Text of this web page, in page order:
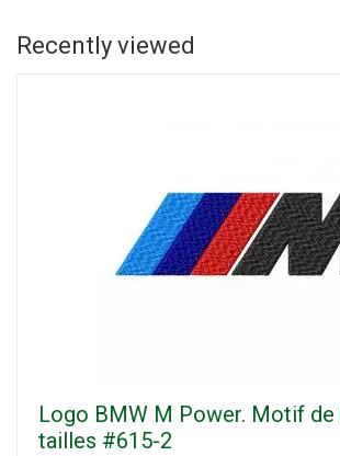
Recently viewed
Logo BMW M Power. Motif de
tailles #615-2